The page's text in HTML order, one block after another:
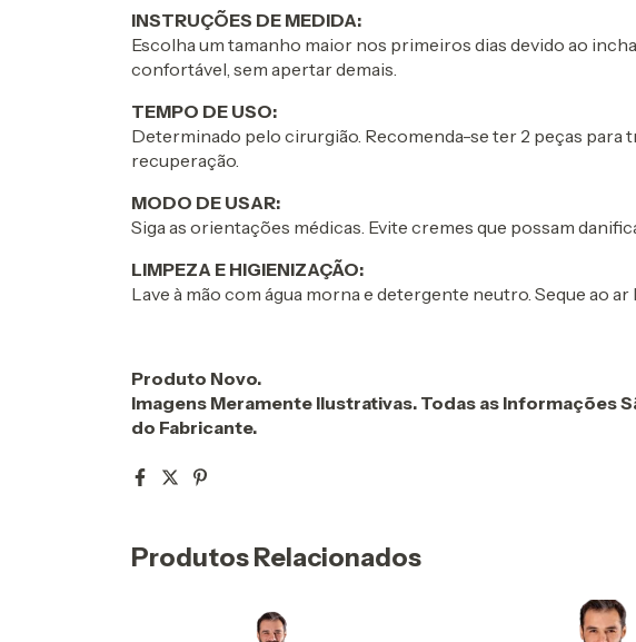
INSTRUÇÕES DE MEDIDA:
Escolha um tamanho maior nos primeiros dias devido ao
confortável, sem apertar demais.
TEMPO DE USO:
Determinado pelo cirurgião. Recomenda-se ter 2 peças para
recuperação.
MODO DE USAR:
Siga as orientações médicas. Evite cremes que possam
LIMPEZA E HIGIENIZAÇÃO:
Lave à mão com água morna e detergente neutro. Seque ao
Produto Novo.
Imagens Meramente Ilustrativas. Todas as Informações
do Fabricante.
Produtos Relacionados